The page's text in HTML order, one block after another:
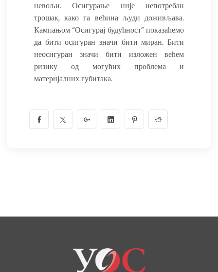
невољи. Осигурање није непотребан
трошак, како га већина људи доживљава.
Кампањом “Осигурај будућност” показаћемо
да бити осигуран значи бити миран. Бити
неосигуран значи бити изложен већем
ризику од могућих проблема и
материјалних губитака.